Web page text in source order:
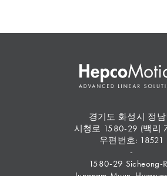
경기도 화성시 정남
시청로 1580-29 (백리
우편번호: 18521
-
1580-29 Sicheong-